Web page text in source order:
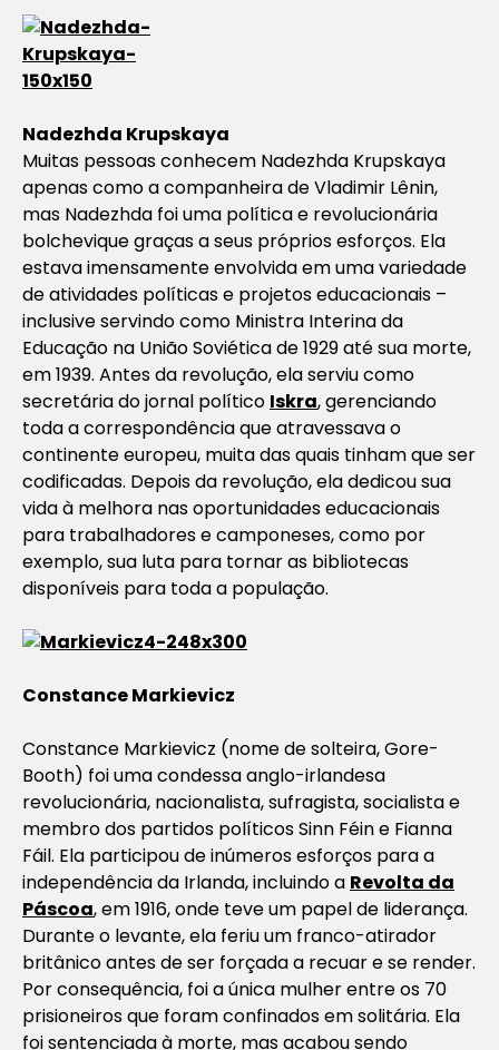
Nadezhda Krupskaya
Muitas pessoas conhecem Nadezhda Krupskaya
apenas como a companheira de Vladimir Lênin,
mas Nadezhda foi uma política e revolucionária
bolchevique graças a seus próprios esforços. Ela
estava imensamente envolvida em uma variedade
de atividades políticas e projetos educacionais –
inclusive servindo como Ministra Interina da
Educação na União Soviética de 1929 até sua morte,
em 1939. Antes da revolução, ela serviu como
secretária do jornal político Iskra, gerenciando
toda a correspondência que atravessava o
continente europeu, muita das quais tinham que ser
codificadas. Depois da revolução, ela dedicou sua
vida à melhora nas oportunidades educacionais
para trabalhadores e camponeses, como por
exemplo, sua luta para tornar as bibliotecas
disponíveis para toda a população.
Constance Markievicz
Constance Markievicz (nome de solteira, Gore-
Booth) foi uma condessa anglo-irlandesa
revolucionária, nacionalista, sufragista, socialista e
membro dos partidos políticos Sinn Féin e Fianna
Fáil. Ela participou de inúmeros esforços para a
independência da Irlanda, incluindo a Revolta da
Páscoa, em 1916, onde teve um papel de liderança.
Durante o levante, ela feriu um franco-atirador
britânico antes de ser forçada a recuar e se render.
Por consequência, foi a única mulher entre os 70
prisioneiros que foram confinados em solitária. Ela
foi sentenciada à morte, mas acabou sendo